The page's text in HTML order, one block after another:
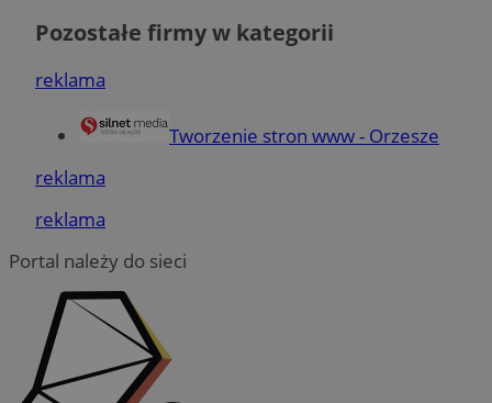
Pozostałe firmy w kategorii
reklama
Tworzenie stron www - Orzesze
reklama
reklama
Portal należy do sieci
Niezbędne
Funkcjonalność
Niesklasyfikowane
Niezbędne pliki cookie umożliwiają korzystanie z podstawowych
zarządzanie kontem. Bez niezbędnych plików cookie nie można
SessID